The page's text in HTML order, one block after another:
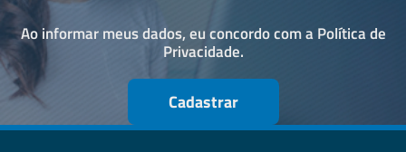
Ao informar meus dados, eu concordo com aPolítica de
Privacidade.
Cadastrar